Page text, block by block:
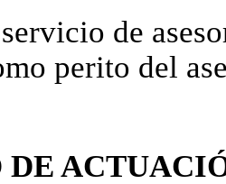
de
perito del